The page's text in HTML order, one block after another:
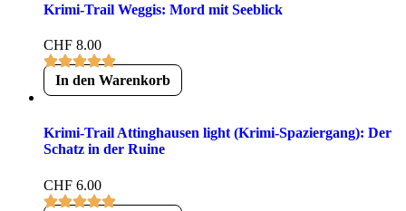
Krimi-Trail Weggis: Mord mit Seeblick
CHF 8.00
In den Warenkorb
Krimi-Trail Attinghausen light (Krimi-Spaziergang): Der
Schatz in der Ruine
CHF 6.00